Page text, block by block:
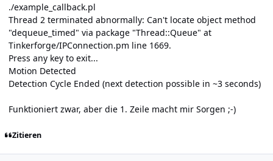
./example_callback.pl
Thread 2 terminated abnormally: Can't locate object method
"dequeue_timed" via package "Thread::Queue" at
Tinkerforge/IPConnection.pm line 1669.
Press any key to exit...
Motion Detected
Detection Cycle Ended (next detection possible in ~3 seconds)
Funktioniert zwar, aber die 1. Zeile macht mir Sorgen ;-)
Zitieren